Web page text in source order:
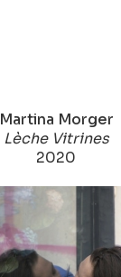
Martina Morger
Lèche Vitrines
2020